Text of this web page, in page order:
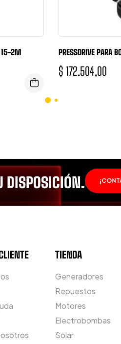
15-2M
PRESSDRIVE PARA
$ 172.504,00
DISPOSICIÓN.
TIENDA
Generadores
Repuestos
Motores
Electrobombas
Solar